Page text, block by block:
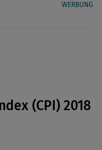
WERBUNG
(CPI) 2018